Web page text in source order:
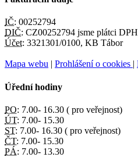
IČ: 00252794
DIČ: CZ00252794 jsme plátci DPH
Účet: 3321301/0100, KB Tábor
Mapa webu | Prohlášení o cookies |
Úřední hodiny
PO: 7.00- 16.30 ( pro veřejnost)
ÚT: 7.00- 15.30
ST: 7.00- 16.30 ( pro veřejnost)
ČT: 7.00- 15.30
PÁ: 7.00- 13.30